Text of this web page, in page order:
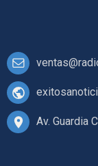
Av. Guardia